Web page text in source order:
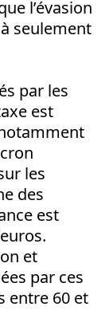
l’évasion
seulement
par les
est
les
des
est
et
par ces
entre 60 et